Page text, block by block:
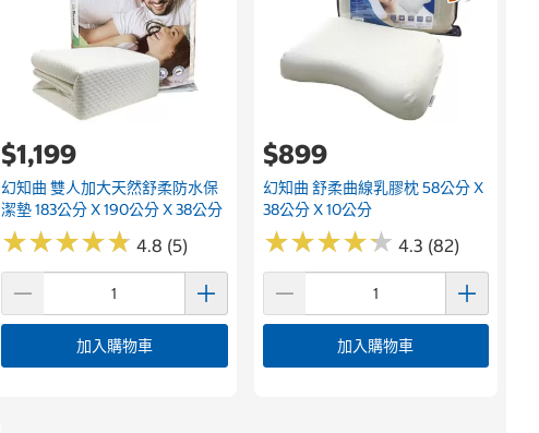
$1,199
幻知曲 雙人加大天然舒柔防水保
潔墊 183公分 X 190公分 X 38公分
★★★★★
★★★★★ 4.8 (5)
加入購物車
$899
幻知曲 舒柔曲線乳膠枕 58公分 X
38公分 X 10公分
★★★★★
★★★★★ 4.3 (82)
加入購物車